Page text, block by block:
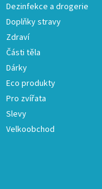
Dezinfekce a drogerie
Doplňky stravy
Zdraví
Části těla
Dárky
Eco produkty
Pro zvířata
Slevy
Velkoobchod